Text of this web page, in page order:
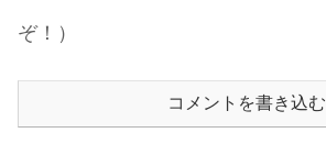
ぞ！）
コメントを書き込む